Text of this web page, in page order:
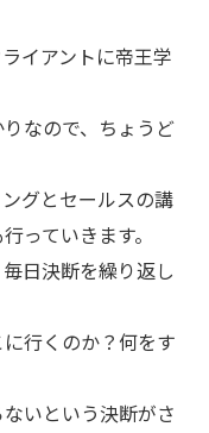
イアントに帝王学
なので、ちょうど
グとセールスの講
っていきます。
日決断を繰り返し
行くのか？何をす
いという決断がさ